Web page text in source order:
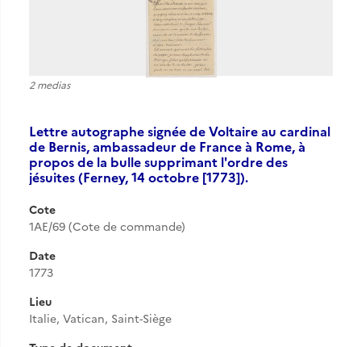
2 medias
Lettre autographe signée de Voltaire au cardinal
de Bernis, ambassadeur de France à Rome, à
propos de la bulle supprimant l'ordre des
jésuites (Ferney, 14 octobre [1773]).
Cote
1AE/69 (Cote de commande)
Date
1773
Lieu
Italie, Vatican, Saint-Siège